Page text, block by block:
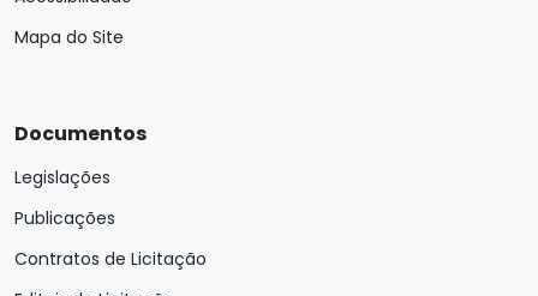
Mapa do Site
Documentos
Legislações
Publicações
Contratos de Licitação